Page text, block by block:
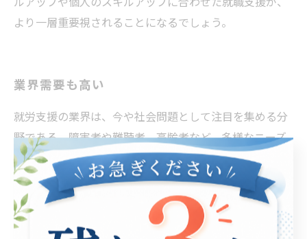
より一層重要視されることになるでしょう。
業界需要も高い
就労支援の業界は、今や社会問題として注目を集める分
野である。障害者や難聴者、高齢者など、多様なニーズ
を抱える人たちに対して、適切な就労機会を提供し、社
会参加を促すことが求められている。そのため、就労支
援に関する需要は年々高まっており、業界全体の発展が
期待されている。 就労支援には、個別相談や職業訓練、